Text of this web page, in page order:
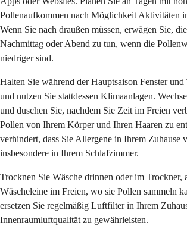
Pollenaufkommen nach Möglichkeit Aktivitäten
Wenn Sie nach draußen müssen, erwägen Sie,
Nachmittag oder Abend zu tun, wenn die
niedriger sind.
Halten Sie während der Hauptsaison Fenster und
und nutzen Sie stattdessen Klimaanlagen.
und duschen Sie, nachdem Sie Zeit im Freien
Pollen von Ihrem Körper und Ihren Haaren zu
verhindert, dass Sie Allergene in Ihrem Zuhause
insbesondere in Ihrem Schlafzimmer.
Trocknen Sie Wäsche drinnen oder im Trockner,
Wäscheleine im Freien, wo sie Pollen sammeln
ersetzen Sie regelmäßig Luftfilter in Ihrem
Innenraumluftqualität zu gewährleisten.